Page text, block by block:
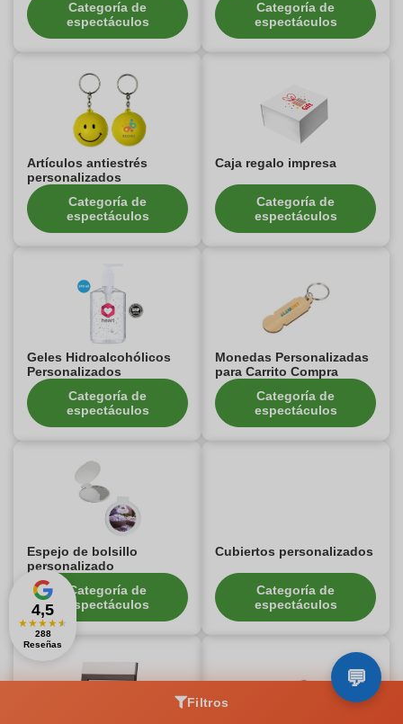
Categoría de
espectáculos
Categoría de
espectáculos
Artículos antiestrés
personalizados
Categoría de
espectáculos
Caja regalo impresa
Categoría de
espectáculos
Geles Hidroalcohólicos
Personalizados
Categoría de
espectáculos
Monedas Personalizadas
para Carrito Compra
Categoría de
espectáculos
Espejo de bolsillo
personalizado
Categoría de
espectáculos
Cubiertos personalizados
Categoría de
espectáculos
Filtros
4,5
★★★★★
288
Reseñas